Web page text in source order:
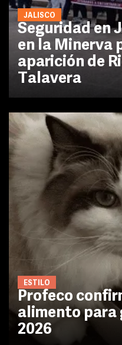
JALISCO
Seguridad en
en la Minerva
aparición de
Talavera
ESTILO
Profeco
alimento para
2026